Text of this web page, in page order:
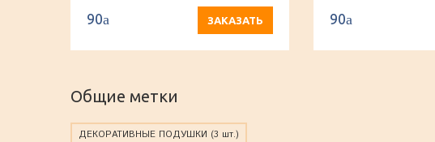
90a ЗАКАЗАТЬ 90a
Общие метки
ДЕКОРАТИВНЫЕ ПОДУШКИ (3 шт.)